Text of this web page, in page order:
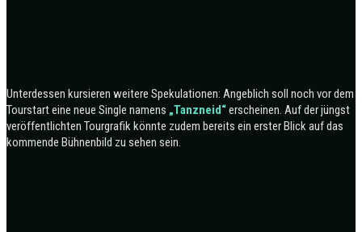
Unterdessen kursieren weitere Spekulationen: Angeblich soll noch vor dem
Tourstart eine neue Single namens „Tanzneid“erscheinen. Auf der jüngst
veröffentlichten Tourgrafik könnte zudem bereits ein erster Blick auf das
kommende Bühnenbild zu sehen sein.